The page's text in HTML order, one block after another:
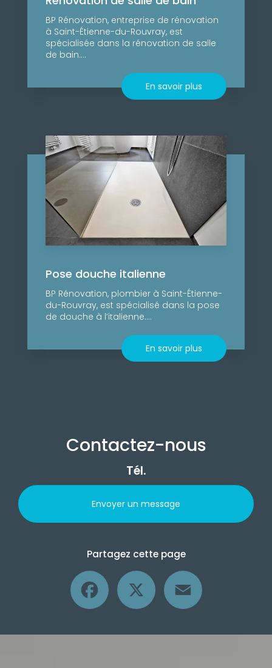
BP Rénovation, entreprise de rénovation
à Saint-Étienne-du-Rouvray, est
spécialisée dans la rénovation de salle
de bain....
En savoir plus
Pose douche italienne
BP Rénovation, plombier à Saint-Étienne-
du-Rouvray, est spécialisé dans la pose
de douche à l’italienne....
En savoir plus
Contactez-nous
Tél.
Envoyer un message
Partagez cette page
Facebook